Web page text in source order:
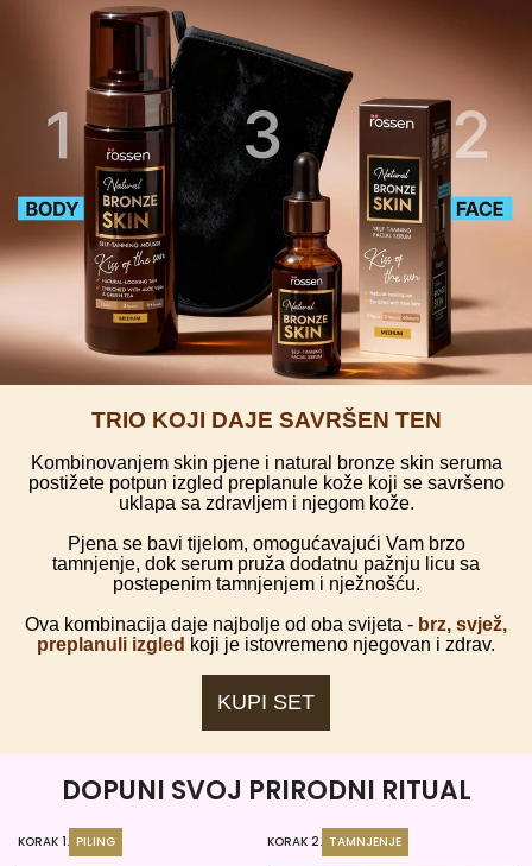
TRIO KOJI DAJE SAVRŠEN TEN
Kombinovanjem skin pjene i natural bronze skin seruma
postižete potpun izgled preplanule kože koji se savršeno
uklapa sa zdravljem i njegom kože.
Pjena se bavi tijelom, omogućavajući Vam brzo
tamnjenje, dok serum pruža dodatnu pažnju licu sa
postepenim tamnjenjem i nježnošću.
Ova kombinacija daje najbolje od oba svijeta - brz, svjež,
preplanuli izgled koji je istovremeno njegovan i zdrav.
KUPI SET
DOPUNI SVOJ PRIRODNI RITUAL
KORAK 1. PILING KORAK 2. TAMNJENJE